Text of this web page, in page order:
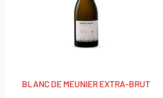
BLANC DE MEUNIER EXTRA-BRUT